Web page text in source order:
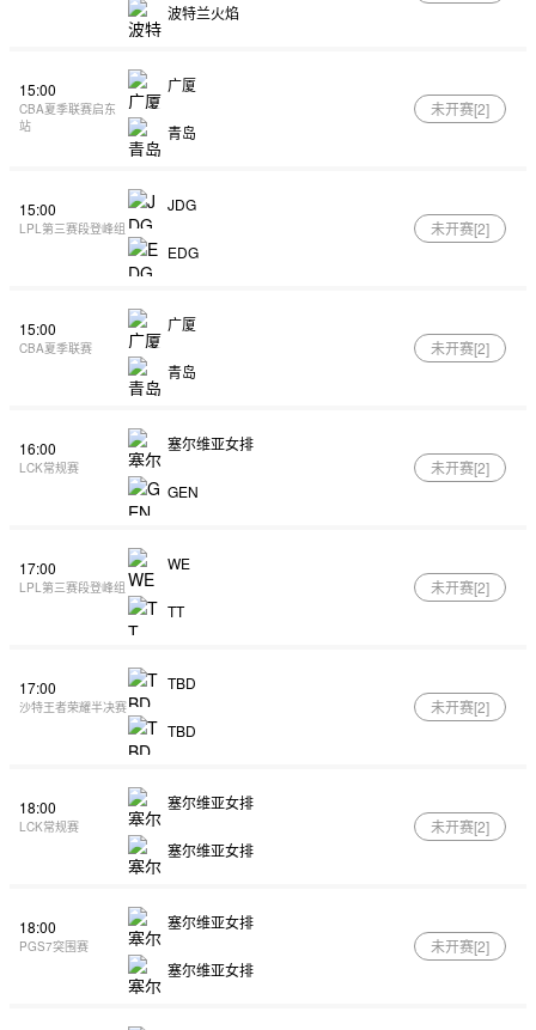
波特兰火焰
15:00
CBA夏季联赛启东
站
广厦
青岛
未开赛[2]
15:00
LPL第三赛段登峰组
JDG
EDG
未开赛[2]
15:00
CBA夏季联赛
广厦
青岛
未开赛[2]
16:00
LCK常规赛
塞尔维亚女排
GEN
未开赛[2]
17:00
LPL第三赛段登峰组
WE
TT
未开赛[2]
17:00
沙特王者荣耀半决赛
TBD
TBD
未开赛[2]
18:00
LCK常规赛
塞尔维亚女排
塞尔维亚女排
未开赛[2]
18:00
PGS7突围赛
塞尔维亚女排
塞尔维亚女排
未开赛[2]